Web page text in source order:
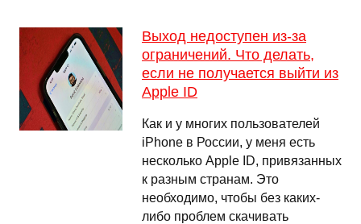
Выход недоступен из-за
ограничений. Что делать,
если не получается выйти из
Apple ID
Как и у многих пользователей
iPhone в России, у меня есть
несколько Apple ID, привязанных
к разным странам. Это
необходимо, чтобы без каких-
либо проблем скачивать